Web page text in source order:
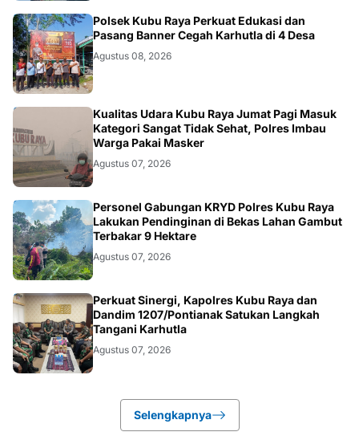
KALBAR
Polsek Kubu Raya Perkuat Edukasi dan
Pasang Banner Cegah Karhutla di 4 Desa
Agustus 08, 2026
KALBAR
Kualitas Udara Kubu Raya Jumat Pagi Masuk
Kategori Sangat Tidak Sehat, Polres Imbau
Warga Pakai Masker
Agustus 07, 2026
KALBAR
Personel Gabungan KRYD Polres Kubu Raya
Lakukan Pendinginan di Bekas Lahan Gambut
Terbakar 9 Hektare
Agustus 07, 2026
KALBAR
Perkuat Sinergi, Kapolres Kubu Raya dan
Dandim 1207/Pontianak Satukan Langkah
Tangani Karhutla
Agustus 07, 2026
Selengkapnya